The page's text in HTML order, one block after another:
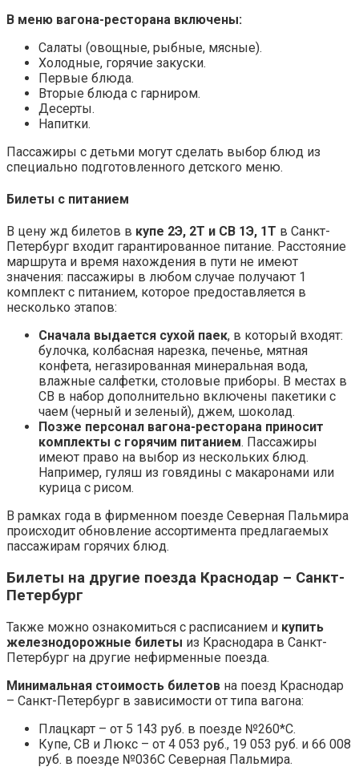
В меню вагона-ресторана включены:
Салаты (овощные, рыбные, мясные).
Холодные, горячие закуски.
Первые блюда.
Вторые блюда с гарниром.
Десерты.
Напитки.
Пассажиры с детьми могут сделать выбор блюд из
специально подготовленного детского меню.
Билеты с питанием
В цену жд билетов в купе 2Э, 2Т и СВ 1Э, 1Т в Санкт-
Петербург входит гарантированное питание. Расстояние
маршрута и время нахождения в пути не имеют
значения: пассажиры в любом случае получают 1
комплект с питанием, которое предоставляется в
несколько этапов:
Сначала выдается сухой паек, в который входят:
булочка, колбасная нарезка, печенье, мятная
конфета, негазированная минеральная вода,
влажные салфетки, столовые приборы. В местах в
СВ в набор дополнительно включены пакетики с
чаем (черный и зеленый), джем, шоколад.
Позже персонал вагона-ресторана приносит
комплекты с горячим питанием. Пассажиры
имеют право на выбор из нескольких блюд.
Например, гуляш из говядины с макаронами или
курица с рисом.
В рамках года в фирменном поезде Северная Пальмира
происходит обновление ассортимента предлагаемых
пассажирам горячих блюд.
Билеты на другие поезда Краснодар – Санкт-
Петербург
Также можно ознакомиться с расписанием и купить
железнодорожные билеты из Краснодара в Санкт-
Петербург на другие нефирменные поезда.
Минимальная стоимость билетов на поезд Краснодар
– Санкт-Петербург в зависимости от типа вагона:
Плацкарт – от 5 143 руб. в поезде №260*С.
Купе, СВ и Люкс – от 4 053 руб., 19 053 руб. и 66 008
руб. в поезде №036С Северная Пальмира.